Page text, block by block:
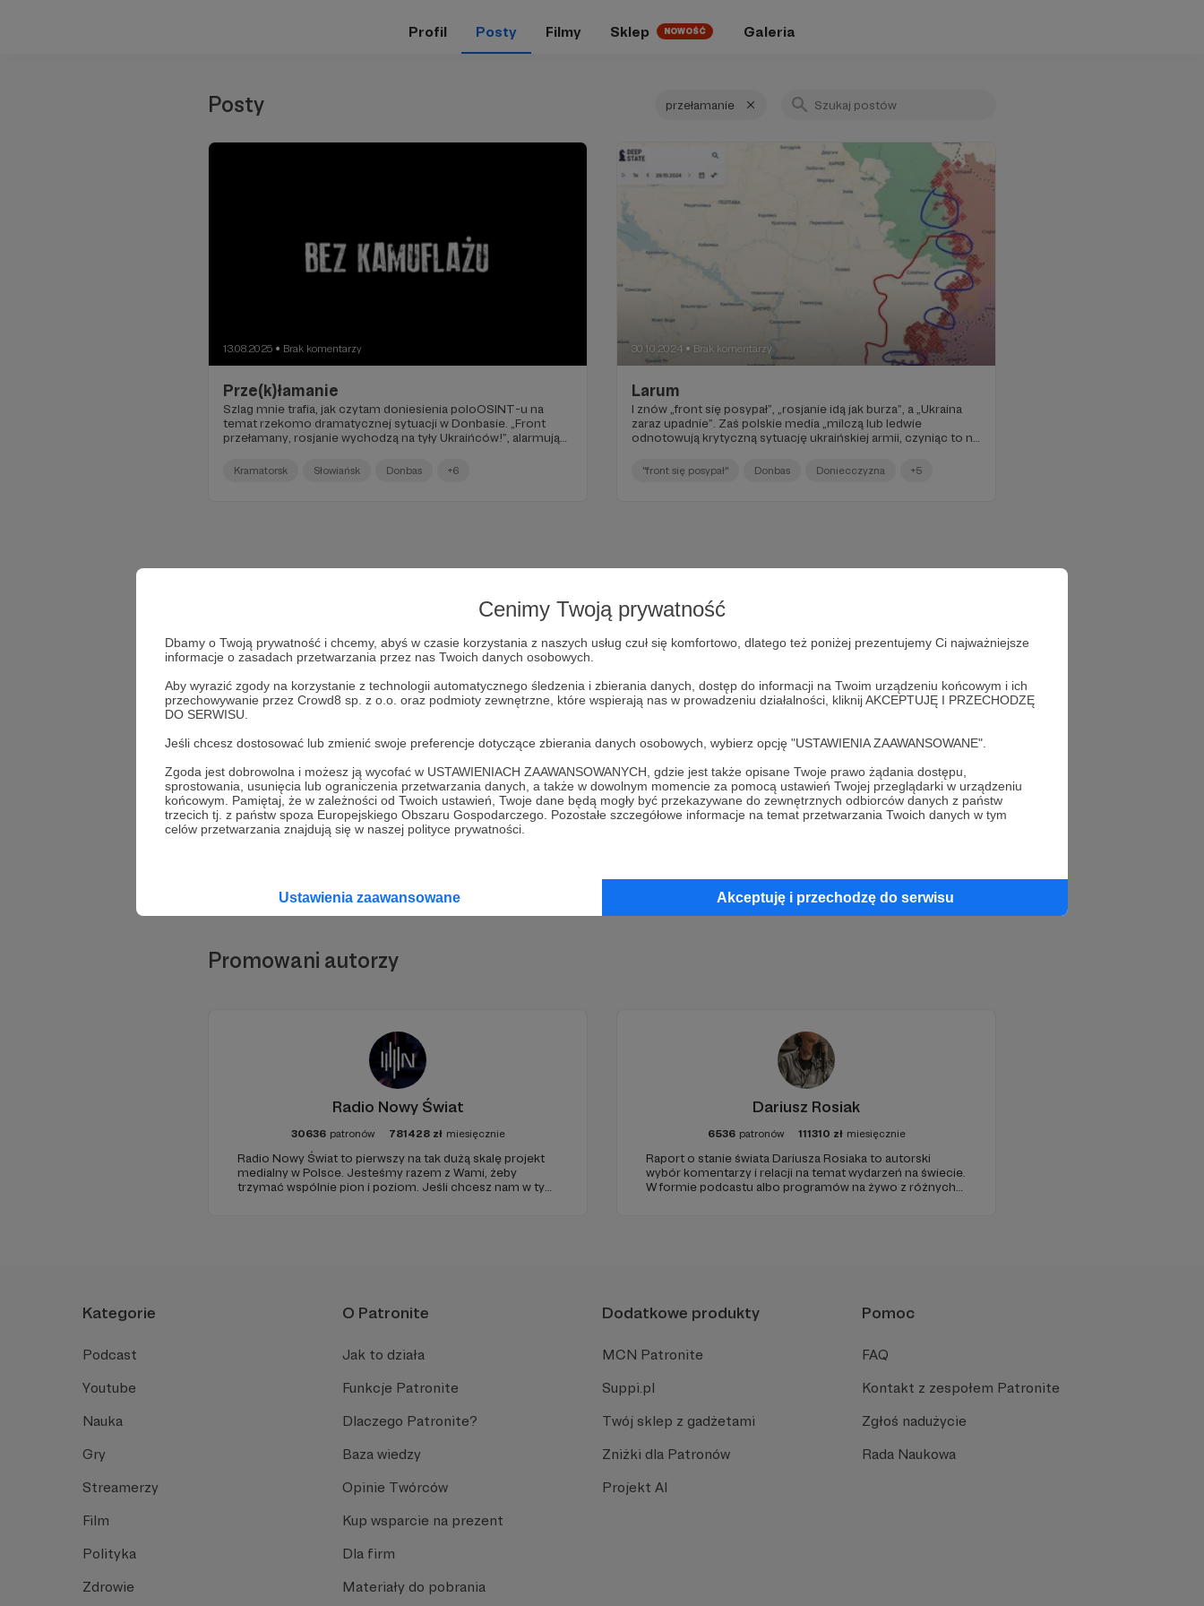
Cenimy Twoją prywatność
Dbamy o Twoją prywatność i chcemy, abyś w czasie korzystania z naszych usług czuł się komfortowo, dlatego też poniżej prezentujemy Ci najważniejsze
informacje o zasadach przetwarzania przez nas Twoich danych osobowych.
Aby wyrazić zgody na korzystanie z technologii automatycznego śledzenia i zbierania danych, dostęp do informacji na Twoim urządzeniu końcowym i ich
przechowywanie przez Crowd8 sp. z o.o. oraz podmioty zewnętrzne, które wspierają nas w prowadzeniu działalności, kliknij AKCEPTUJĘ I PRZECHODZĘ
DO SERWISU.
Jeśli chcesz dostosować lub zmienić swoje preferencje dotyczące zbierania danych osobowych, wybierz opcję "USTAWIENIA ZAAWANSOWANE".
Zgoda jest dobrowolna i możesz ją wycofać w USTAWIENIACH ZAAWANSOWANYCH, gdzie jest także opisane Twoje prawo żądania dostępu,
sprostowania, usunięcia lub ograniczenia przetwarzania danych, a także w dowolnym momencie za pomocą ustawień Twojej przeglądarki w urządzeniu
końcowym. Pamiętaj, że w zależności od Twoich ustawień, Twoje dane będą mogły być przekazywane do zewnętrznych odbiorców danych z państw
trzecich tj. z państw spoza Europejskiego Obszaru Gospodarczego. Pozostałe szczegółowe informacje na temat przetwarzania Twoich danych w tym
celów przetwarzania znajdują się w naszej polityce prywatności.
Ustawienia zaawansowane Akceptuję i przechodzę do serwisu
Profil Posty Filmy Sklep NOWOŚĆ Galeria
Posty przełamanie
13.08.2025 ● Brak komentarzy
Prze(k)łamanie
Szlag mnie trafia, jak czytam doniesienia poloOSINT-u na
temat rzekomo dramatycznej sytuacji w Donbasie. „Front
przełamany, rosjanie wychodzą na tyły Ukraińców!”, alarmują
się znają, bo dużo o nim czytają. Ehhh…
Kramatorsk Słowiańsk Donbas +6
30.10.2024 ● Brak komentarzy
Larum
I znów „front się posypał”, „rosjanie idą jak burza”, a „Ukraina
zaraz upadnie”. Zaś polskie media „milczą lub ledwie
odnotowują krytyczną sytuację ukraińskiej armii, czyniąc to na
dowiedział”.
"front się posypał" Donbas Doniecczyzna +5
Dołącz do grona Patronów!
Wesprzyj działalność AutoraMarcin Ogdowskijuż teraz!
Promowani autorzy
Radio Nowy Świat
30636 patronów 781428 zł miesięcznie
Radio Nowy Świat to pierwszy na tak dużą skalę projekt
medialny w Polsce. Jesteśmy razem z Wami, żeby
trzymać wspólnie pion i poziom. Jeśli chcesz nam w tym
Dariusz Rosiak
6536 patronów 111310 zł miesięcznie
Raport o stanie świata Dariusza Rosiaka to autorski
wybór komentarzy i relacji na temat wydarzeń na świecie.
W formie podcastu albo programów na żywo z różnych
Kategorie
Podcast
Youtube
Nauka
Gry
Streamerzy
Film
Polityka
Zdrowie
O Patronite
Jak to działa
Funkcje Patronite
Dlaczego Patronite?
Baza wiedzy
Opinie Twórców
Kup wsparcie na prezent
Dla firm
Materiały do pobrania
Dodatkowe produkty
MCN Patronite
Suppi.pl
Twój sklep z gadżetami
Zniżki dla Patronów
Projekt AI
Pomoc
FAQ
Kontakt z zespołem Patronite
Zgłoś nadużycie
Rada Naukowa